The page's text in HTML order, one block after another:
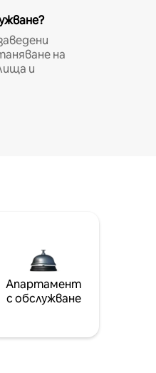
на
и
Апартамент
с обслужване